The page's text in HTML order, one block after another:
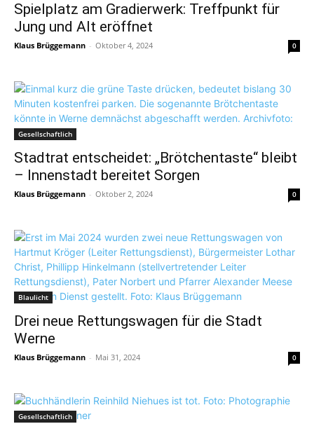
Spielplatz am Gradierwerk: Treffpunkt für
Jung und Alt eröffnet
Klaus Brüggemann - Oktober 4, 2024 0
Gesellschaftlich
Stadtrat entscheidet: „Brötchentaste“ bleibt
– Innenstadt bereitet Sorgen
Klaus Brüggemann - Oktober 2, 2024 0
Blaulicht
Drei neue Rettungswagen für die Stadt
Werne
Klaus Brüggemann - Mai 31, 2024 0
Gesellschaftlich